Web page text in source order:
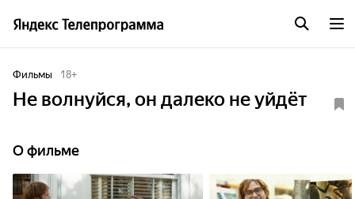
Фильмы 18+
Не волнуйся, он далеко не уйдёт
О фильме